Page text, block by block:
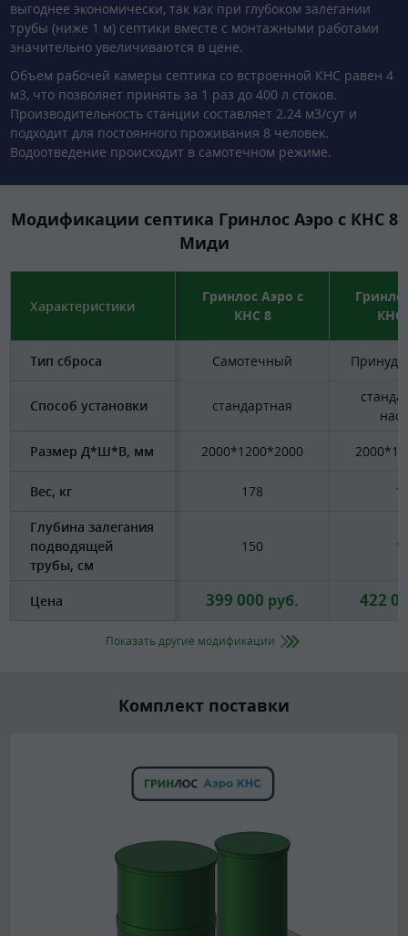
выгоднее экономически, так как при глубоком залегании
трубы (ниже 1 м) септики вместе с монтажными работами
значительно увеличиваются в цене.
Объем рабочей камеры септика со встроенной КНС равен 4
м3, что позволяет принять за 1 раз до 400 л стоков.
Производительность станции составляет 2.24 м3/сут и
подходит для постоянного проживания 8 человек.
Водоотведение происходит в самотечном режиме.
Модификации септика Гринлос Аэро с КНС 8
Миди
Характеристики
Гринлос Аэро с
КНС 8
КНС
Тип сброса Самотечный
Способ установки стандартная
Размер Д*Ш*В, мм 2000*1200*2000
Вес, кг 178
Глубина залегания
подводящей
трубы, см
150
Цена 399 000 руб. 422
Показать другие модификации
Комплект поставки